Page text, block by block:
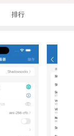
排行